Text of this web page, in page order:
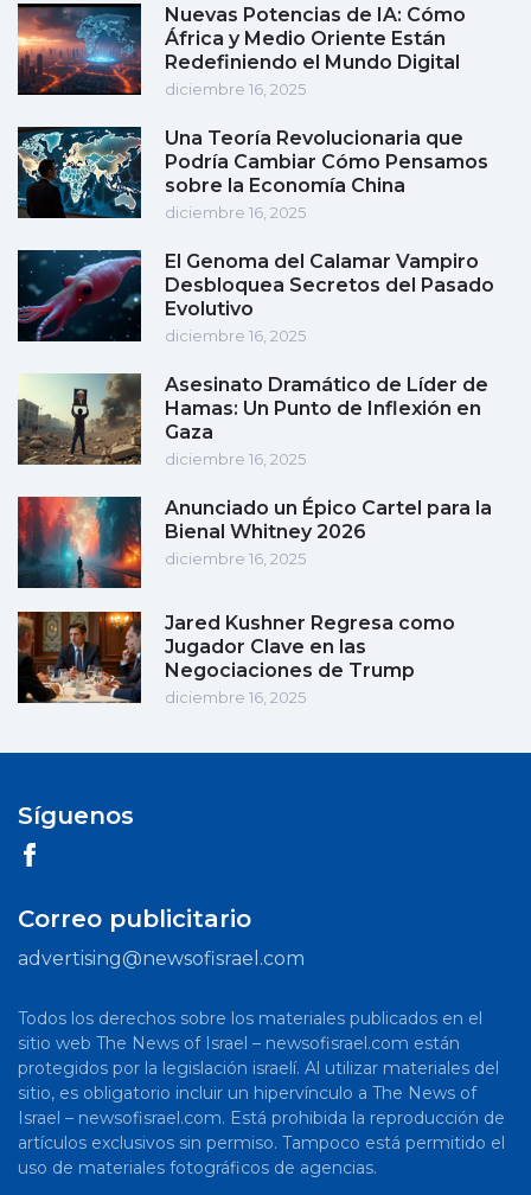
Nuevas Potencias de IA: Cómo
África y Medio Oriente Están
Redefiniendo el Mundo Digital
diciembre 16, 2025
Una Teoría Revolucionaria que
Podría Cambiar Cómo Pensamos
sobre la Economía China
diciembre 16, 2025
El Genoma del Calamar Vampiro
Desbloquea Secretos del Pasado
Evolutivo
diciembre 16, 2025
Asesinato Dramático de Líder de
Hamas: Un Punto de Inflexión en
Gaza
diciembre 16, 2025
Anunciado un Épico Cartel para la
Bienal Whitney 2026
diciembre 16, 2025
Jared Kushner Regresa como
Jugador Clave en las
Negociaciones de Trump
diciembre 16, 2025
Síguenos
Correo publicitario
advertising@newsofisrael.com
Todos los derechos sobre los materiales publicados en el
sitio web The News of Israel – newsofisrael.com están
protegidos por la legislación israelí. Al utilizar materiales del
sitio, es obligatorio incluir un hipervínculo a The News of
Israel – newsofisrael.com. Está prohibida la reproducción de
artículos exclusivos sin permiso. Tampoco está permitido el
uso de materiales fotográficos de agencias.